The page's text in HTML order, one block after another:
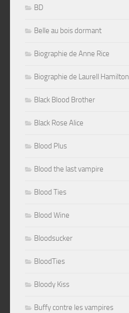
BD
Belle au bois dormant
Biographie de Anne Rice
Biographie de Laurell Hamilton
Black Blood Brother
Black Rose Alice
Blood Plus
Blood the last vampire
Blood Ties
Blood Wine
Bloodsucker
BloodTies
Bloody Kiss
Buffy contre les vampires